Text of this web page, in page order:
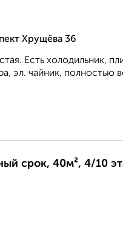
Хрущёва 36
Есть холодильник,
эл. чайник, полностью
срок, 40м², 4/10